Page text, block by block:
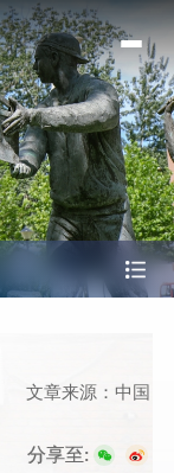
文章来源：中国
分享至: